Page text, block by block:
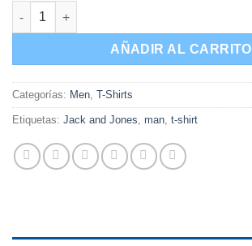
Randal Tee Jack & Jones cantidad
AÑADIR AL CARRITO
Categorías: Men, T-Shirts
Etiquetas: Jack and Jones, man, t-shirt